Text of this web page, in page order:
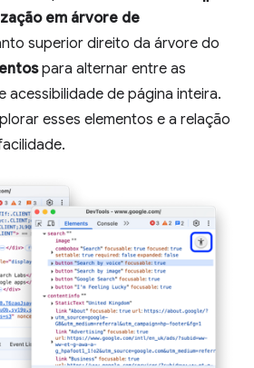
em árvore de
superior direito da árvore do
para alternar entre as
acessibilidade de página inteira.
esses elementos e a relação